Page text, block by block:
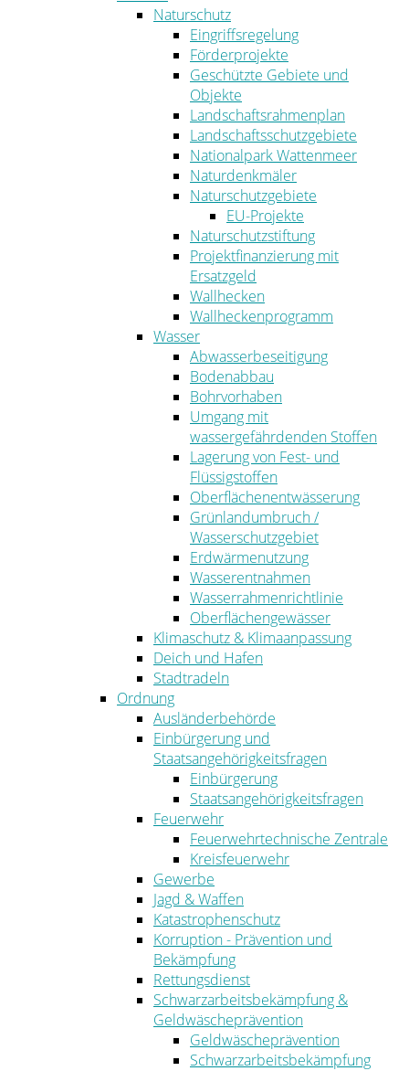
Naturschutz
Eingriffsregelung
Förderprojekte
Geschützte Gebiete und
Objekte
Landschaftsrahmenplan
Landschaftsschutzgebiete
Nationalpark Wattenmeer
Naturdenkmäler
Naturschutzgebiete
EU-Projekte
Naturschutzstiftung
Projektfinanzierung mit
Ersatzgeld
Wallhecken
Wallheckenprogramm
Wasser
Abwasserbeseitigung
Bodenabbau
Bohrvorhaben
Umgang mit
wassergefährdenden Stoffen
Lagerung von Fest- und
Flüssigstoffen
Oberflächenentwässerung
Grünlandumbruch /
Wasserschutzgebiet
Erdwärmenutzung
Wasserentnahmen
Wasserrahmenrichtlinie
Oberflächengewässer
Klimaschutz & Klimaanpassung
Deich und Hafen
Stadtradeln
Ordnung
Ausländerbehörde
Einbürgerung und
Staatsangehörigkeitsfragen
Einbürgerung
Staatsangehörigkeitsfragen
Feuerwehr
Feuerwehrtechnische Zentrale
Kreisfeuerwehr
Gewerbe
Jagd & Waffen
Katastrophenschutz
Korruption - Prävention und
Bekämpfung
Rettungsdienst
Schwarzarbeitsbekämpfung &
Geldwäscheprävention
Geldwäscheprävention
Schwarzarbeitsbekämpfung